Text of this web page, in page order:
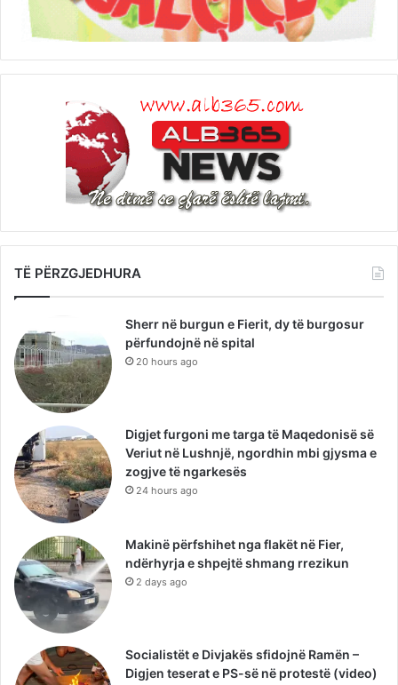
TË PËRZGJEDHURA
Sherr në burgun e Fierit, dy të burgosur
përfundojnë në spital
20 hours ago
Digjet furgoni me targa të Maqedonisë së
Veriut në Lushnjë, ngordhin mbi gjysma e
zogjve të ngarkesës
24 hours ago
Makinë përfshihet nga flakët në Fier,
ndërhyrja e shpejtë shmang rrezikun
2 days ago
Socialistët e Divjakës sfidojnë Ramën –
Digjen teserat e PS-së në protestë (video)